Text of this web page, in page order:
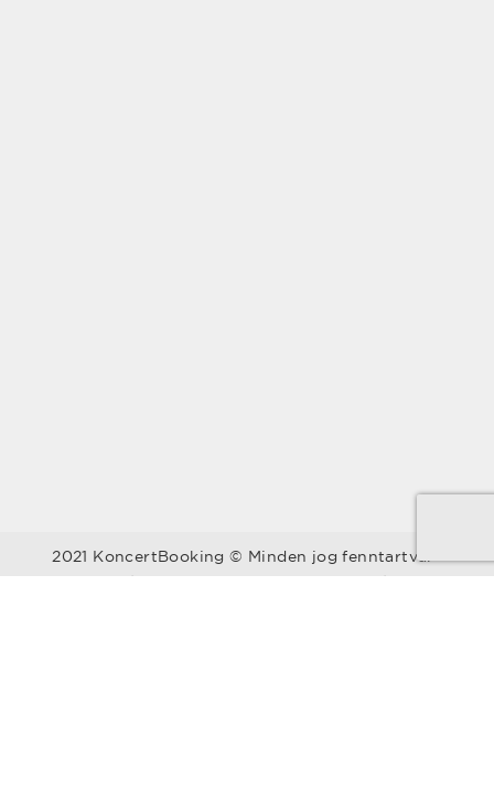
2021 KoncertBooking © Minden jog fenntartva.
Kapcsolat | Telefonszám: +36 30 157 9812 | E-mail: